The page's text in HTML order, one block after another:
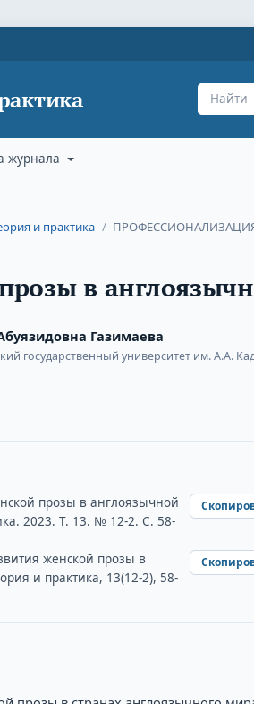
журнала
и практика /
в
Газимаева
государственный университет им. А.А.
прозы в англоязычной
2023. Т. 13. № 12-2. С. 58-
женской прозы в
и практика, 13(12-2), 58-